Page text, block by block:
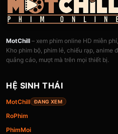
MotChill – xem phim online HD miễn
Kho phim bộ, phim lẻ, chiếu rạp, anime
quảng cáo, mượt mà trên mọi thiết bị.
HỆ SINH THÁI
MotChill ĐANG XEM
RoPhim
PhimMoi